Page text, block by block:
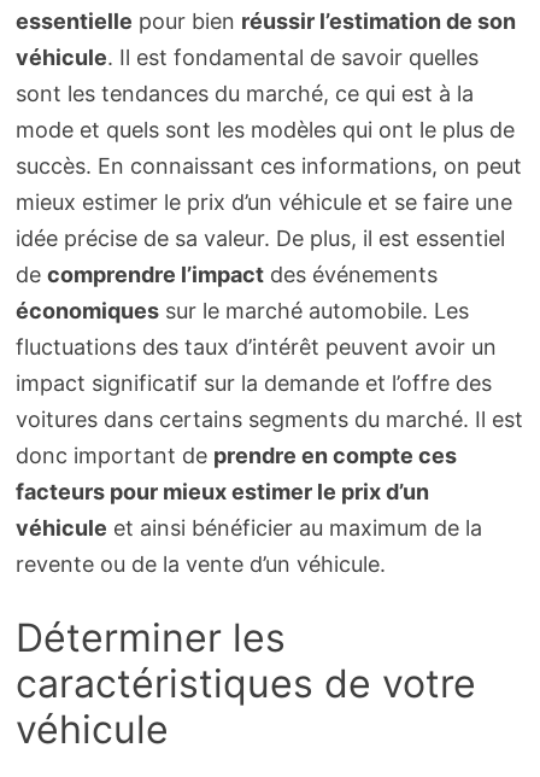
essentielle pour bien réussir l’estimation de son
véhicule. Il est fondamental de savoir quelles
sont les tendances du marché, ce qui est à la
mode et quels sont les modèles qui ont le plus de
succès. En connaissant ces informations, on peut
mieux estimer le prix d’un véhicule et se faire une
idée précise de sa valeur. De plus, il est essentiel
de comprendre l’impactdes événements
économiquessur le marché automobile. Les
fluctuations des taux d’intérêt peuvent avoir un
impact significatif sur la demande et l’offre des
voitures dans certains segments du marché. Il est
donc important de prendre en compte ces
facteurs pour mieux estimer le prix d’un
véhicule et ainsi bénéficier au maximum de la
revente ou de la vente d’un véhicule.
Déterminer les
caractéristiques de votre
véhicule